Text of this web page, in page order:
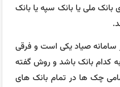
ملی یا بانک سپه یا بانک
صیاد یکی است و فرقی
کدام بانک باشد و روش گفته
چک ها در تمام بانک های